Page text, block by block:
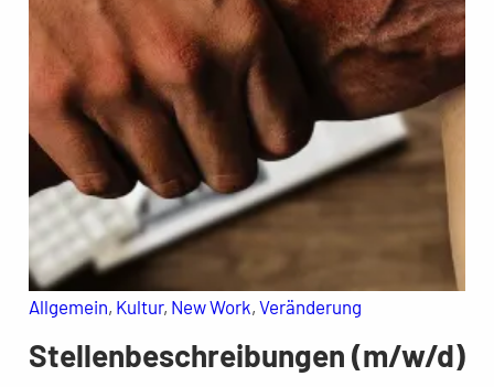
Allgemein, Kultur, New Work, Veränderung
Stellenbeschreibungen (m/w/d)